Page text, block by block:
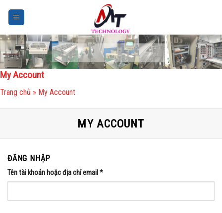
My Account
Trang chủ » My Account
MY ACCOUNT
ĐĂNG NHẬP
Tên tài khoản hoặc địa chỉ email *